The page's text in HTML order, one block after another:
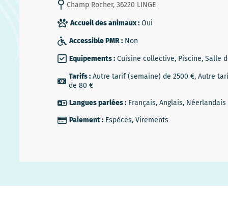
Champ Rocher, 36220 LINGE
Accueil des animaux : Oui
Accessible PMR : Non
Equipements : Cuisine collective, Piscine, Salle
Tarifs :Autre tarif (semaine) de 2500 €, Autre
de 80 €
Langues parlées : Français, Anglais, Néerlandais
Paiement : Espèces, Virements